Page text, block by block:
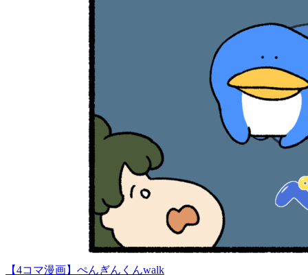
【4コマ漫画】ぺんぎんくんwalk